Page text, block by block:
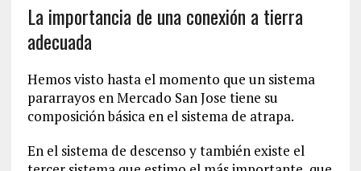
La importancia de una conexión a tierra
adecuada
Hemos visto hasta el momento que un sistema
pararrayos en Mercado San Jose tiene su
composición básica en el sistema de atrapa.
En el sistema de descenso y también existe el